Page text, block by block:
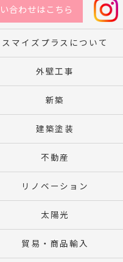
合わせはこちら
スマイズプラスについて
外壁工事
新築
建築塗装
不動産
リノベーション
太陽光
貿易・商品輸入